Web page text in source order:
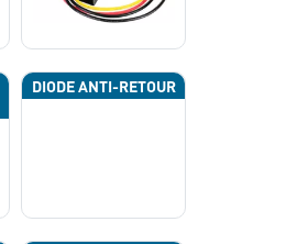
DIODE ANTI-RETOUR